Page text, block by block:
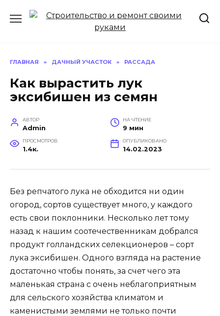
ГЛАВНАЯ » ДАЧНЫЙ УЧАСТОК » РАССАДА
Как вырастить лук
эксибишен из семян
АВТОР
Admin
НА ЧТЕНИЕ
9 мин
ПРОСМОТРОВ
1.4к.
ОПУБЛИКОВАНО
14.02.2023
Без репчатого лука не обходится ни один
огород, сортов существует много, у каждого
есть свои поклонники. Несколько лет тому
назад к нашим соотечественникам добрался
продукт голландских селекционеров – сорт
лука эксибишен. Одного взгляда на растение
достаточно чтобы понять, за счет чего эта
маленькая страна с очень неблагоприятным
для сельского хозяйства климатом и
каменистыми землями не только почти